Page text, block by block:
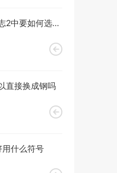
蜀国姜维在少年三国志2中要如何选择阵容
直接换成钢吗
用什么符号